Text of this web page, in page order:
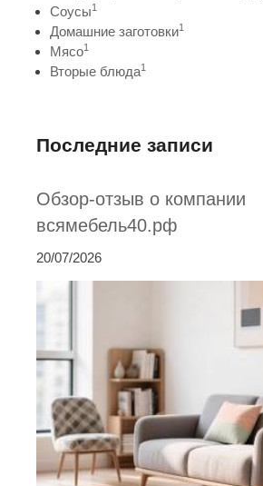
Соусы1
Домашние заготовки1
Мясо1
Вторые блюда1
Последние записи
Обзор-отзыв о компании
всямебель40.рф
20/07/2026